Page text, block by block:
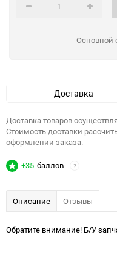
Основной
Доставка
Доставка товаров
Стоимость доставки
оформлении заказа.
+35 баллов ?
Описание Отзывы
Обратите внимание! Б/У